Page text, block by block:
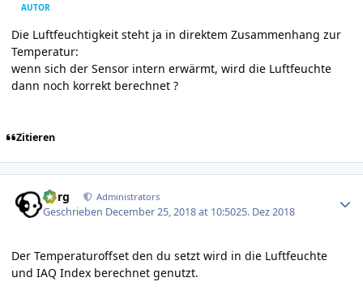
AUTOR
Die Luftfeuchtigkeit steht ja in direktem Zusammenhang zur
Temperatur:
wenn sich der Sensor intern erwärmt, wird die Luftfeuchte
dann noch korrekt berechnet ?
Zitieren
borg Administrators
Geschrieben December 25, 2018 at 10:5025. Dez 2018
Der Temperaturoffset den du setzt wird in die Luftfeuchte
und IAQ Index berechnet genutzt.